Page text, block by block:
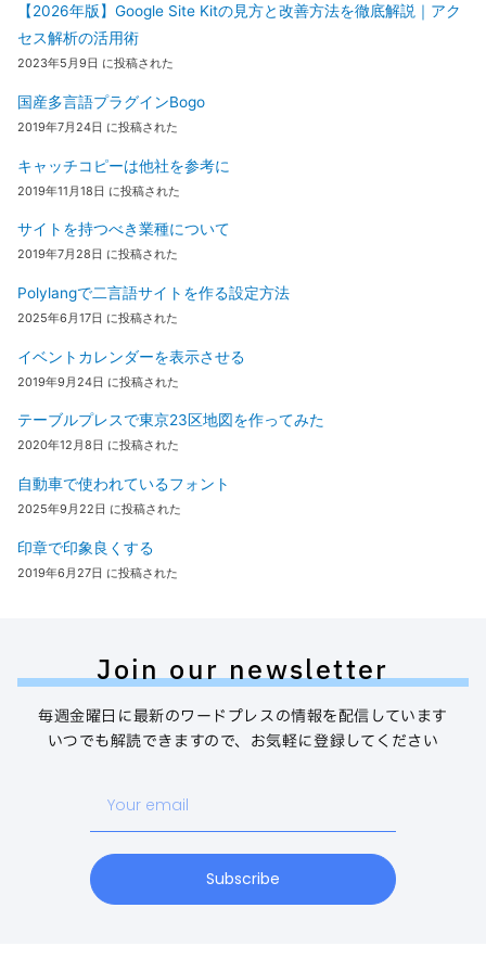
【2026年版】Google Site Kitの見方と改善方法を徹底解説｜アク
セス解析の活用術
2023年5月9日 に投稿された
国産多言語プラグインBogo
2019年7月24日 に投稿された
キャッチコピーは他社を参考に
2019年11月18日 に投稿された
サイトを持つべき業種について
2019年7月28日 に投稿された
Polylangで二言語サイトを作る設定方法
2025年6月17日 に投稿された
イベントカレンダーを表示させる
2019年9月24日 に投稿された
テーブルプレスで東京23区地図を作ってみた
2020年12月8日 に投稿された
自動車で使われているフォント
2025年9月22日 に投稿された
印章で印象良くする
2019年6月27日 に投稿された
Join our newsletter
毎週金曜日に最新のワードプレスの情報を配信しています
いつでも解読できますので、お気軽に登録してください
email
Subscribe